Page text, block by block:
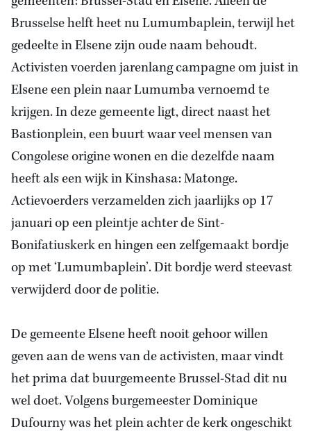
Brusselse helft heet nu Lumumbaplein, terwijl het
gedeelte in Elsene zijn oude naam behoudt.
Activisten voerden jarenlang campagne om juist in
Elsene een plein naar Lumumba vernoemd te
krijgen. In deze gemeente ligt, direct naast het
Bastionplein, een buurt waar veel mensen van
Congolese origine wonen en die dezelfde naam
heeft als een wijk in Kinshasa: Matonge.
Actievoerders verzamelden zich jaarlijks op 17
januari op een pleintje achter de Sint-
Bonifatiuskerk en hingen een zelfgemaakt bordje
op met ‘Lumumbaplein’. Dit bordje werd steevast
verwijderd door de politie.
De gemeente Elsene heeft nooit gehoor willen
geven aan de wens van de activisten, maar vindt
het prima dat buurgemeente Brussel-Stad dit nu
wel doet. Volgens burgemeester Dominique
Dufourny was het plein achter de kerk ongeschikt